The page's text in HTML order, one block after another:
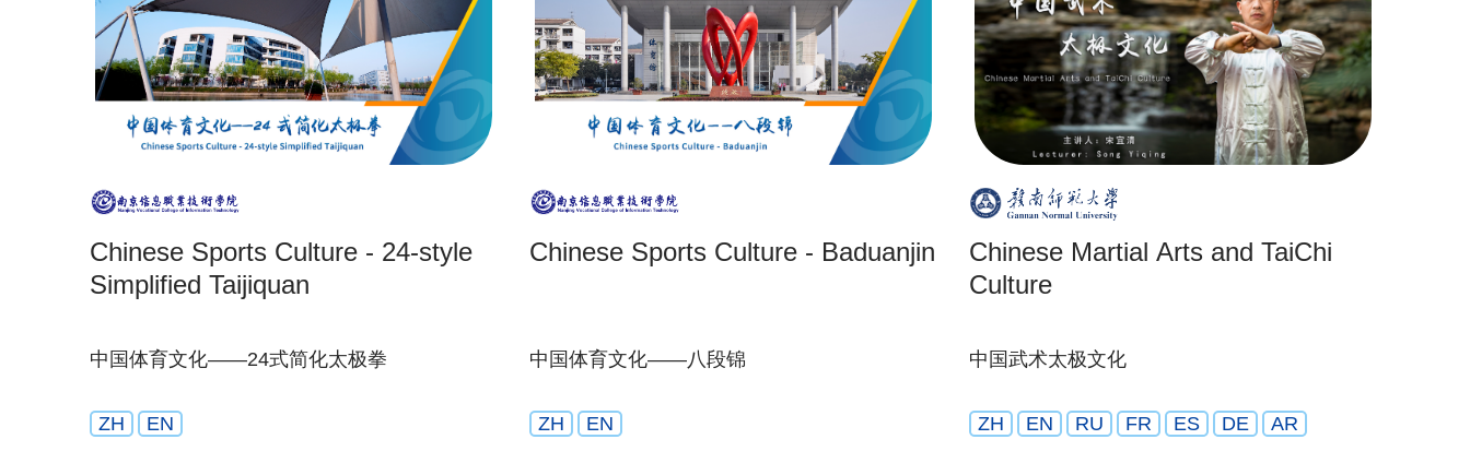
Chinese Sports Culture - 24-style
Simplified Taijiquan
中国体育文化——24式简化太极拳
ZH EN
Chinese Sports Culture - Baduanjin
中国体育文化——八段锦
ZH EN
Chinese Martial Arts and TaiChi
Culture
中国武术太极文化
ZH EN RU FR ES DE AR